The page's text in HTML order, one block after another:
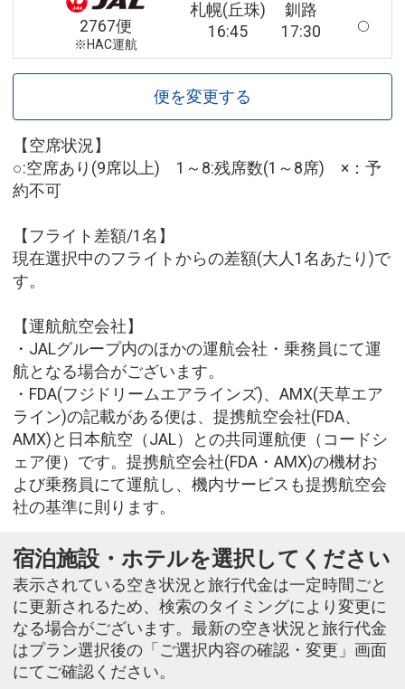
2767便
※HAC運航
札幌(丘珠)
16:45
釧路
17:30
便を変更する
【空席状況】
○:空席あり(9席以上) 1～8:残席数(1～8席) ×：予
約不可
【フライト差額/1名】
現在選択中のフライトからの差額(大人1名あたり)で
す。
【運航航空会社】
・JALグループ内のほかの運航会社・乗務員にて運
航となる場合がございます。
・FDA(フジドリームエアラインズ)、AMX(天草エア
ライン)の記載がある便は、提携航空会社(FDA、
AMX)と日本航空（JAL）との共同運航便（コードシ
ェア便）です。提携航空会社(FDA・AMX)の機材お
よび乗務員にて運航し、機内サービスも提携航空会
社の基準に則ります。
宿泊施設・ホテルを選択してください
表示されている空き状況と旅行代金は一定時間ごと
に更新されるため、検索のタイミングにより変更に
なる場合がございます。最新の空き状況と旅行代金
はプラン選択後の「ご選択内容の確認・変更」画面
にてご確認ください。